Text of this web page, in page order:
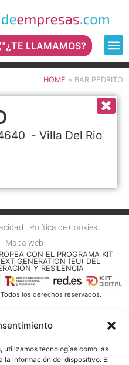
utilizamos tecnologías como las
la información del dispositivo. El
¿TE LLAMAMOS?
HOME » BAR PEDRITO
-Villa Del Rio
Política de Cookies
Mapa web
CON EL PROGRAMA KIT
GENERATION (EU) DEL
Y RESILENCIA
los derechos reservados.